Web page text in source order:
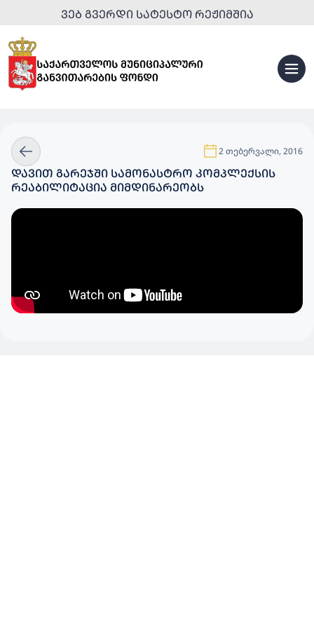
ᲕᲔᲑ ᲒᲕᲔᲠᲓᲘ ᲡᲐᲢᲔᲡᲢᲝ ᲠᲔᲟᲘᲛᲨᲘᲐ
2 თებერვალი, 2016
ᲓᲐᲕᲘᲗ ᲒᲐᲠᲔᲯᲨᲘ ᲡᲐᲛᲝᲜᲐᲡᲢᲠᲝ ᲙᲝᲛᲞᲚᲔᲥᲡᲘᲡ
ᲠᲔᲐᲑᲘᲚᲘᲢᲐᲪᲘᲐ ᲛᲘᲛᲓᲘᲜᲐᲠᲔᲝᲑᲡ